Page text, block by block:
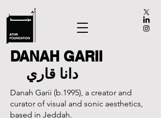
DANAH GARII
دانا قاري
Danah Garii (b.1995), a creator and
curator of visual and sonic aesthetics,
based in Jeddah.